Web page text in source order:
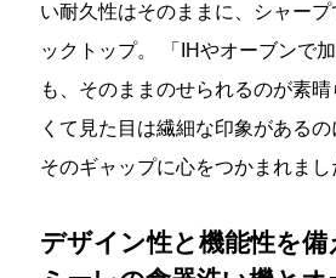
い耐久性はそのままに、シャープ
ックトップ。 「IHやオーブンで
も、そのままのせられるのが素
くて見た目は繊細な印象があるの
そのギャップに心をつかまれまし
デザイン性と機能性を備